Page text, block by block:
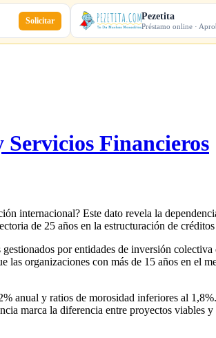
Solicitar Pezetita
Préstamo online ·
Financieros
internacional? Este dato revela la
de 25 años en la estructuración de
por entidades de inversión
organizaciones con más de 15 años en el
anual y ratios de morosidad inferiores al
marca la diferencia entre proyectos viables